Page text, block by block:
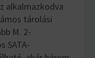
alkalmazkodva
tárolási
M. 2-
SATA-